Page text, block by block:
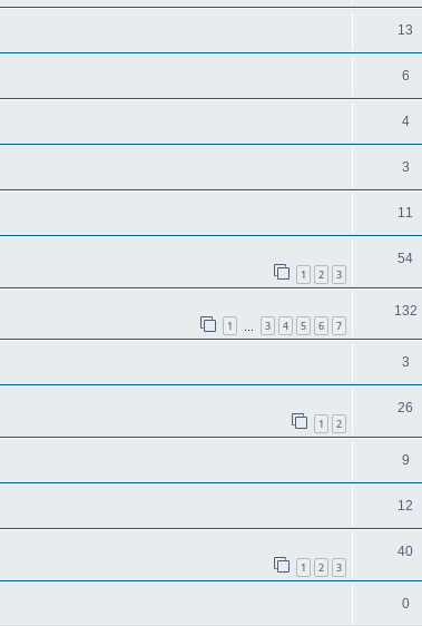
13
6
4
3
11
1 2 3
54
1 3 4 5 6 7
132
3
1 2
26
9
12
1 2 3
40
0